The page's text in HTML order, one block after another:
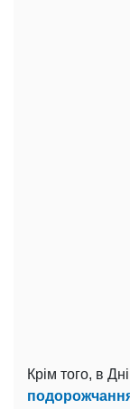
Крім того, в